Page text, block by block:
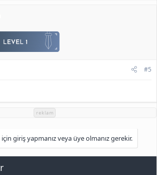
#5
reklam
giriş yapmanız veya üye olmanız gerekir.